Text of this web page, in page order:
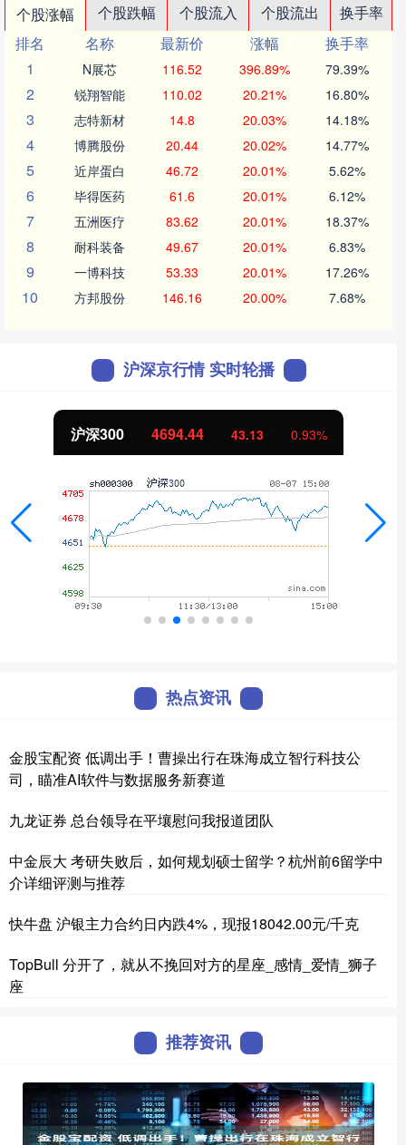
个股涨幅 个股跌幅 个股流入 个股流出
换手率
排名
名称 最新价 涨幅
换手率
1
N展芯 116.52 396.89% 79.39%
2 锐翔智能 110.02 20.21% 16.80%
3 志特新材 14.8 20.03% 14.18%
4 博腾股份 20.44 20.02% 14.77%
5 近岸蛋白 46.72 20.01% 5.62%
6 毕得医药 61.6 20.01% 6.12%
7 五洲医疗 83.62 20.01% 18.37%
8 耐科装备 49.67 20.01% 6.83%
9 一博科技 53.33 20.01% 17.26%
10 方邦股份 146.16 20.00% 7.68%
沪深京行情 实时轮播
北证50 1134.24 11.37 1.01%
热点资讯
金股宝配资 低调出手！曹操出行在珠海成立智行科技公
司，瞄准AI软件与数据服务新赛道
九龙证券 总台领导在平壤慰问我报道团队
中金辰大 考研失败后，如何规划硕士留学？杭州前6留学中
介详细评测与推荐
快牛盘 沪银主力合约日内跌4%，现报18042.00元/千克
TopBull 分开了，就从不挽回对方的星座_感情_爱情_狮子
座
推荐资讯